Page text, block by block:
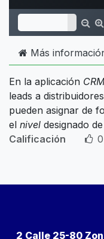
Más
En la aplicación CRM
leads a
pueden asignar de
el nivel designado
Calificación
0
2 Calle 25-80